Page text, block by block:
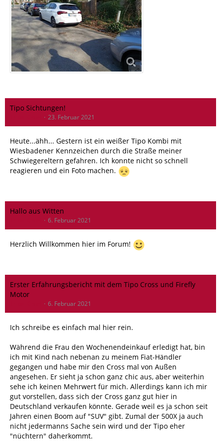
Tipo Sichtungen!
23. Februar 2021
Heute...ähh... Gestern ist ein weißer Tipo Kombi mit
Wiesbadener Kennzeichen durch die Straße meiner
Schwiegereltern gefahren. Ich konnte nicht so schnell
reagieren und ein Foto machen.
Hallo aus Witten
6. Februar 2021
Herzlich Willkommen hier im Forum!
Erster Erfahrungsbericht mit dem Tipo Cross und Firefly
Motor
6. Februar 2021
Ich schreibe es einfach mal hier rein.
Während die Frau den Wochenendeinkauf erledigt hat, bin
ich mit Kind nach nebenan zu meinem Fiat-Händler
gegangen und habe mir den Cross mal von Außen
angesehen. Er sieht ja schon ganz chic aus, aber weiterhin
sehe ich keinen Mehrwert für mich. Allerdings kann ich mir
gut vorstellen, dass sich der Cross ganz gut hier in
Deutschland verkaufen könnte. Gerade weil es ja schon seit
Jahren einen Boom auf "SUV" gibt. Zumal der 500X ja auch
nicht jedermanns Sache sein wird und der Tipo eher
"nüchtern" daherkommt.